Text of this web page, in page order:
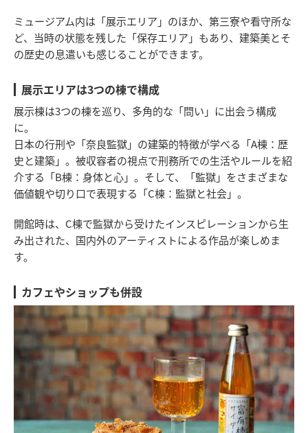
ミュージアム内は「展示エリア」のほか、第三寮や看守所な
ど、当時の状態を残した「保存エリア」もあり、建築美とそ
の歴史の息遣いも感じることができます。
展示エリアは3つの棟で構成
展示棟は3つの棟を巡り、多角的な「問い」に出会う構成
に。
日本の行刑や「奈良監獄」の建築的特徴が学べる「A棟：歴
史と建築」。被収容者の視点で刑務所での生活やルールを紹
介する「B棟：身体と心」。そして、「監獄」をさまざまな
価値観や切り口で表現する「C棟：監獄と社会」。
開館時は、C棟で監獄から受けたインスピレーションから生
み出された、国内外のアーティストによる作品が楽しめま
す。
カフェやショップも併設